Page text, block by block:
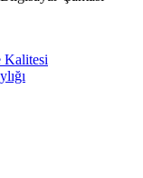
Kalitesi